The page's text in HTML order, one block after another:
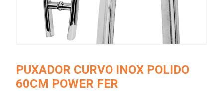
PUXADOR CURVO INOX POLIDO
60CM POWER FER